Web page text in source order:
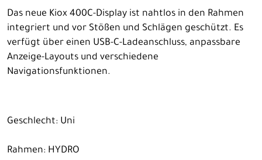
Das neue Kiox 400C-Display ist nahtlos in den Rahmen
integriert und vor Stößen und Schlägen geschützt. Es
verfügt über einen USB-C-Ladeanschluss, anpassbare
Anzeige-Layouts und verschiedene
Navigationsfunktionen.
Geschlecht: Uni
Rahmen: HYDRO